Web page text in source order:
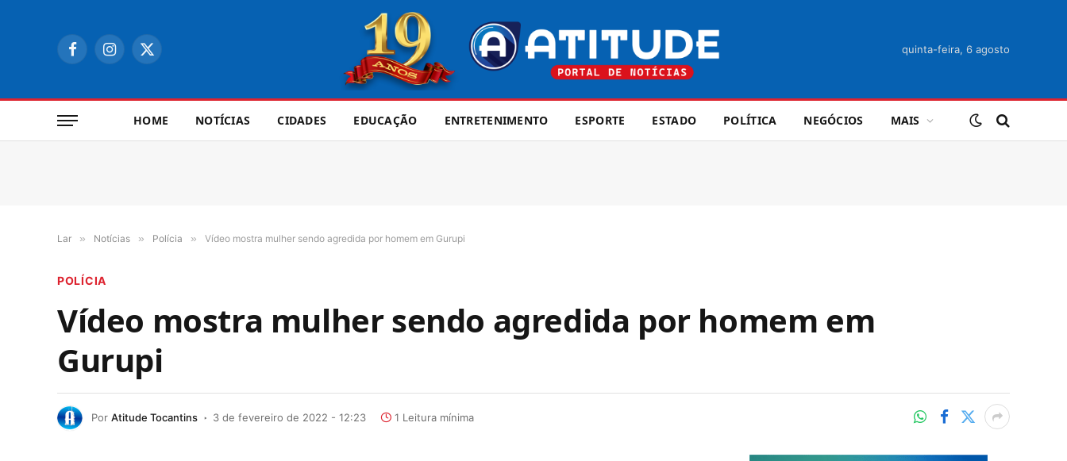
FacebookInstagram
X
quinta-feira, 6 agosto
HOME NOTÍCIAS CIDADES EDUCAÇÃO ENTRETENIMENTO ESPORTE ESTADO POLÍTICA NEGÓCIOS MAIS
Lar » Notícias » Polícia » Vídeo mostra mulher sendo agredida por homem em Gurupi
POLÍCIA
Vídeo mostra mulher sendo agredida por homem em
Gurupi
Por Atitude Tocantins 3 de fevereiro de 2022 - 12:23 1 Leitura mínima